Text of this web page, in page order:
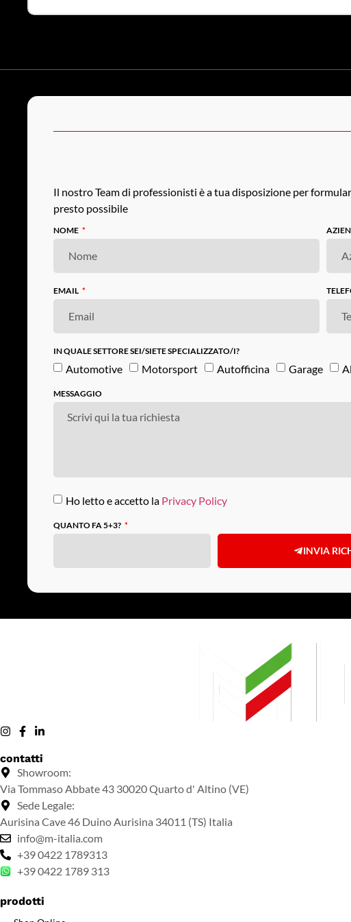
Il nostro Team di professionisti è a tua disposizione per
presto possibile
NOME
EMAIL
IN QUALE SETTORE SEI/SIETE SPECIALIZZATO/I?
Automotive Motorsport Autofficina Garage
MESSAGGIO
Ho letto e accetto la Privacy Policy
QUANTO FA 5+3?
INVIA
contatti
Showroom:
Via Tommaso Abbate 43 30020 Quarto d' Altino (VE)
Sede Legale:
Aurisina Cave 46 Duino Aurisina 34011 (TS) Italia
info@m-italia.com
+39 0422 1789313
+39 0422 1789 313
prodotti